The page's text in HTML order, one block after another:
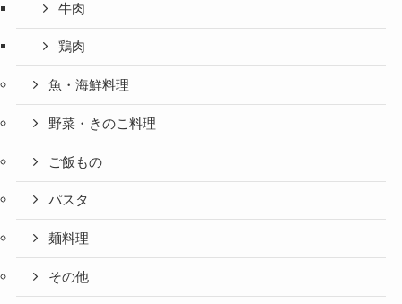
牛肉
鶏肉
魚・海鮮料理
野菜・きのこ料理
ご飯もの
パスタ
麺料理
その他